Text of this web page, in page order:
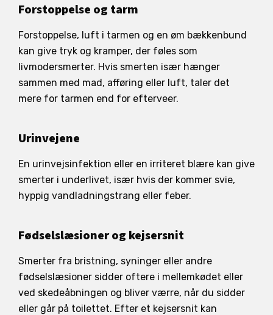
Forstoppelse og tarm
Forstoppelse, luft i tarmen og en øm bækkenbund
kan give tryk og kramper, der føles som
livmodersmerter. Hvis smerten især hænger
sammen med mad, afføring eller luft, taler det
mere for tarmen end for efterveer.
Urinvejene
En urinvejsinfektion eller en irriteret blære kan give
smerter i underlivet, især hvis der kommer svie,
hyppig vandladningstrang eller feber.
Fødselslæsioner og kejsersnit
Smerter fra bristning, syninger eller andre
fødselslæsioner sidder oftere i mellemkødet eller
ved skedeåbningen og bliver værre, når du sidder
eller går på toilettet. Efter et kejsersnit kan